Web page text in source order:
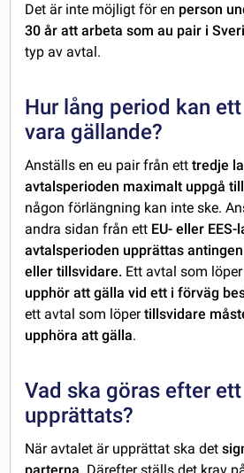
Det är inte möjligt för en person
30 år att arbeta som au pair i
typ av avtal.
Hur lång period kan
vara gällande?
Anställs en eu pair från etttredje
avtalsperioden maximalt uppgå
någon förlängning kan inte ske.
andra sidan från ett EU- eller EES-
avtalsperioden upprättas
eller tillsvidare. Ett avtal som
upphör att gälla vid ett i förväg
ett avtal som löpertillsvidare
upphöra att gälla.
Vad ska göras efter ett
upprättats?
När avtalet är upprättat ska det